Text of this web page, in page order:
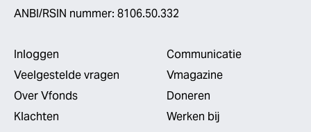
ANBI/RSIN nummer: 8106.50.332
Inloggen
Veelgestelde vragen
Over Vfonds
Klachten
Communicatie
Vmagazine
Doneren
Werken bij